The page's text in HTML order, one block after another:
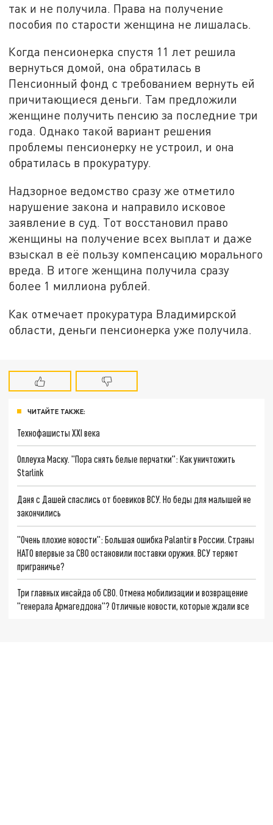
так и не получила. Права на получение
пособия по старости женщина не лишалась.
Когда пенсионерка спустя 11 лет решила
вернуться домой, она обратилась в
Пенсионный фонд с требованием вернуть ей
причитающиеся деньги. Там предложили
женщине получить пенсию за последние три
года. Однако такой вариант решения
проблемы пенсионерку не устроил, и она
обратилась в прокуратуру.
Надзорное ведомство сразу же отметило
нарушение закона и направило исковое
заявление в суд. Тот восстановил право
женщины на получение всех выплат и даже
взыскал в её пользу компенсацию морального
вреда. В итоге женщина получила сразу
более 1 миллиона рублей.
Как отмечает прокуратура Владимирской
области, деньги пенсионерка уже получила.
ЧИТАЙТЕ ТАКЖЕ:
Технофашисты XXI века
Оплеуха Маску. "Пора снять белые перчатки": Как уничтожить
Starlink
Даня с Дашей спаслись от боевиков ВСУ. Но беды для малышей не
закончились
"Очень плохие новости": Большая ошибка Palantir в России. Страны
НАТО впервые за СВО остановили поставки оружия. ВСУ теряют
приграничье?
Три главных инсайда об СВО. Отмена мобилизации и возвращение
"генерала Армагеддона"? Отличные новости, которые ждали все